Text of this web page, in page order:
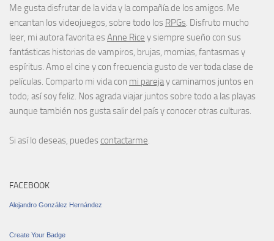
Me gusta disfrutar de la vida y la compañía de los amigos. Me
encantan los videojuegos, sobre todo los RPGs. Disfruto mucho
leer, mi autora favorita esAnne Rice y siempre sueño con sus
fantásticas historias de vampiros, brujas, momias, fantasmas y
espíritus. Amo el cine y con frecuencia gusto de ver toda clase de
películas. Comparto mi vida con mi parejay caminamos juntos en
todo; así soy feliz. Nos agrada viajar juntos sobre todo a las playas
aunque también nos gusta salir del país y conocer otras culturas.
Si así lo deseas, puedes contactarme.
FACEBOOK
Alejandro González Hernández
Create Your Badge